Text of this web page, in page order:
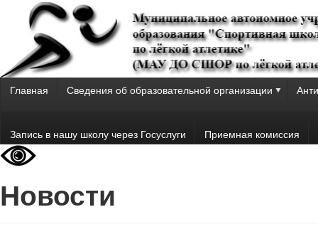
Главная Сведения об образовательной организации
Запись в нашу школу через Госуслуги Приемная комиссия
Новости